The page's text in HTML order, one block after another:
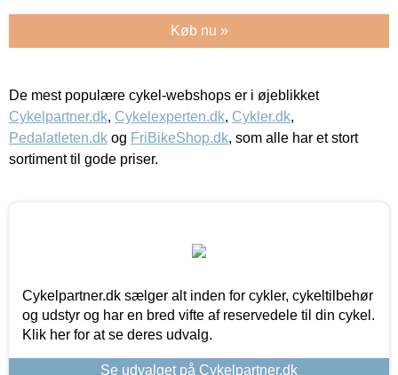
Køb nu »
De mest populære cykel-webshops er i øjeblikket
Cykelpartner.dk, Cykelexperten.dk, Cykler.dk,
Pedalatleten.dk og FriBikeShop.dk, som alle har et stort
sortiment til gode priser.
Cykelpartner.dk sælger alt inden for cykler, cykeltilbehør
og udstyr og har en bred vifte af reservedele til din cykel.
Klik her for at se deres udvalg.
Se udvalget på Cykelpartner.dk